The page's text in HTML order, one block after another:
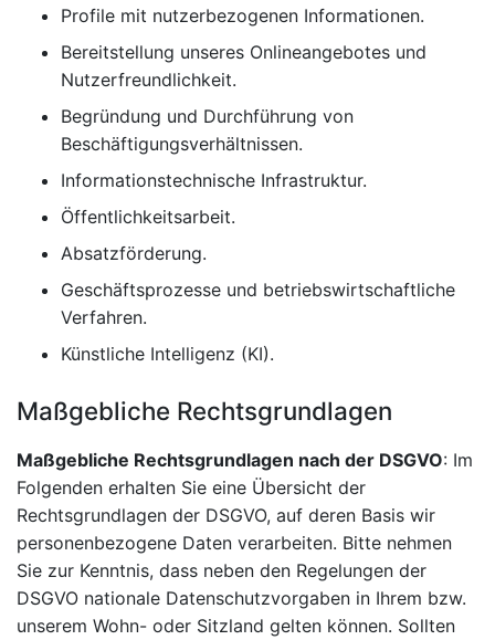
Profile mit nutzerbezogenen Informationen.
Bereitstellung unseres Onlineangebotes und
Nutzerfreundlichkeit.
Begründung und Durchführung von
Beschäftigungsverhältnissen.
Informationstechnische Infrastruktur.
Öffentlichkeitsarbeit.
Absatzförderung.
Geschäftsprozesse und betriebswirtschaftliche
Verfahren.
Künstliche Intelligenz (KI).
Maßgebliche Rechtsgrundlagen
Maßgebliche Rechtsgrundlagen nach der DSGVO: Im
Folgenden erhalten Sie eine Übersicht der
Rechtsgrundlagen der DSGVO, auf deren Basis wir
personenbezogene Daten verarbeiten. Bitte nehmen
Sie zur Kenntnis, dass neben den Regelungen der
DSGVO nationale Datenschutzvorgaben in Ihrem bzw.
unserem Wohn- oder Sitzland gelten können. Sollten